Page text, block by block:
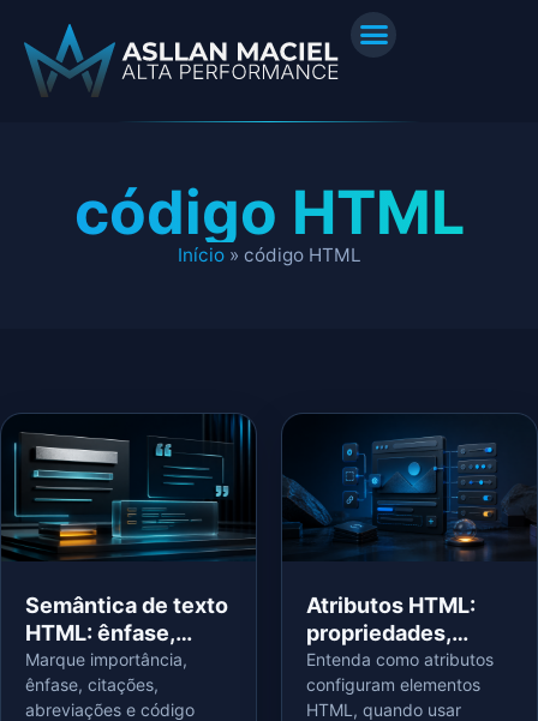
código HTML
Início» código HTML
Semântica de texto
HTML: ênfase,
citações e código
Marque importância,
ênfase, citações,
abreviações e código
Atributos HTML:
propriedades,
valores e boas
práticas
Entenda como atributos
configuram elementos
HTML, quando usar